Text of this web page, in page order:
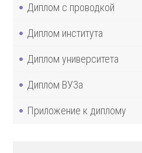
Диплом с проводкой
Диплом института
Диплом университета
Диплом ВУЗа
Приложение к диплому